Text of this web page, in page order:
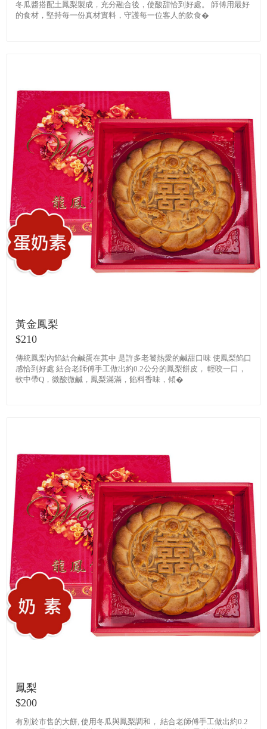
冬瓜醬搭配土鳳梨製成，充分融合後，使酸甜恰到好處。 師傅用最好
的食材，堅持每一份真材實料，守護每一位客人的飲食�
黃金鳳梨
$210
傳統鳳梨內餡結合鹹蛋在其中 是許多老饕熱愛的鹹甜口味 使鳳梨餡口
感恰到好處 結合老師傅手工做出約0.2公分的鳳梨餅皮， 輕咬一口，
軟中帶Q，微酸微鹹，鳳梨滿滿，餡料香味，傾�
鳳梨
$200
有別於市售的大餅, 使用冬瓜與鳳梨調和， 結合老師傅手工做出約0.2